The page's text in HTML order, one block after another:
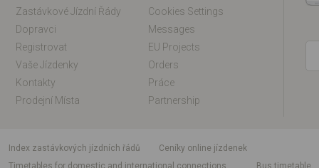
Zastávkové Jízdní Řády
Cookies Settings
Dopravci
Messages
Registrovat
EU Projects
Vaše Jízdenky
Orders
Kontakty
Práce
Prodejní Místa
Partnership
index zastávkových jízdních řádů
Ceníky online jízdenek
Timetables for domestic and international connections
Bus timetable